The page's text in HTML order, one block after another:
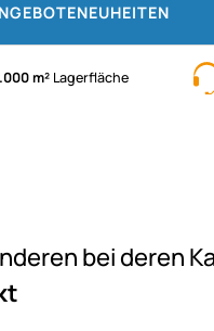
NEUHEITEN
m² Lagerfläche
bei deren